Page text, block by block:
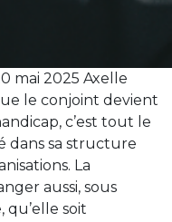
mai 2025 Axelle
le conjoint devient
c’est tout le
dans sa structure
La
aussi, sous
qu’elle soit